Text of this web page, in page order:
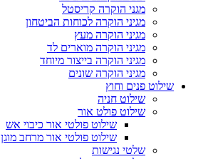
מגני הוקרה קריסטל
מגיני הוקרה לכוחות הביטחון
מגיני הוקרה מעץ
מגיני הוקרה מוארים לד
מגיני הוקרה בייצור מיוחד
מגיני הוקרה שונים
שילוט פנים וחוץ
שילוט חניה
שילוט פולט אור
שילוט פולטי אור כיבוי אש
שילוט פולטי אור מרחב מוגן
שלטי נגישות